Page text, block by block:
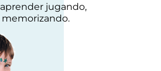
jugando,